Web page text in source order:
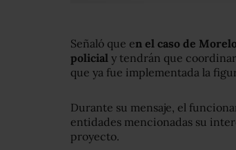
Señaló que en el caso de
policial y tendrán que
que ya fue implementada la
Durante su mensaje, el
entidades mencionadas su
proyecto.